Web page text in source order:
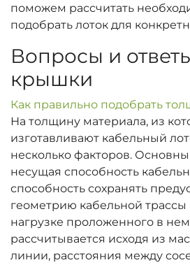
поможем рассчитать
подобрать лоток для
Вопросы и
крышки
Как правильно подобрать
На толщину материала, из
изготавливают кабельный
несколько факторов.
несущая способность
способность сохранять
геометрию кабельной
нагрузке проложенного в
рассчитывается исходя из
линии, расстояния между